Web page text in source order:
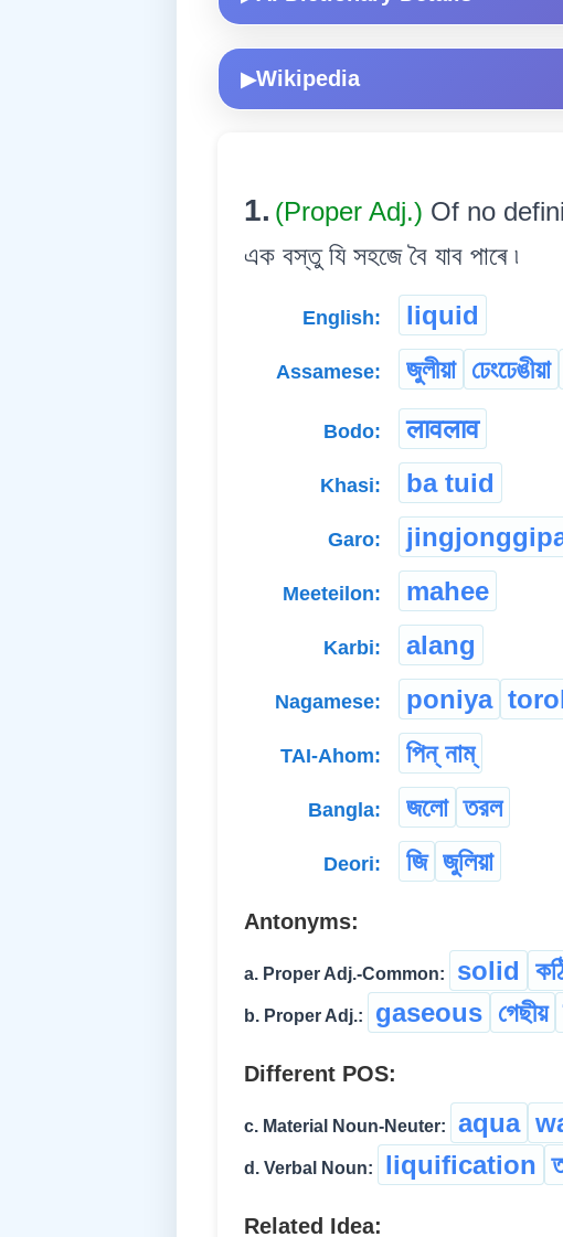
▶Wikipedia
1. (Proper Adj.) Of no
এক বস্তু যি সহজে বৈ যাব পাৰে ৷
English: liquid
Assamese: জুলীয়া ঢেংঢেঙীয়া
Bodo: लावलाव
Khasi: ba tuid
Garo:
Meeteilon: mahee
Karbi: alang
Nagamese: poniya
TAI-Ahom: পিন্ নাম্
Bangla: জলো তরল
Deori: জি জুলিয়া
Antonyms:
a. Proper Adj.-Common: solid
b. Proper Adj.: gaseous গেছীয়
Different POS:
c. Material Noun-Neuter: aqua
d. Verbal Noun: liquification
Related Idea: